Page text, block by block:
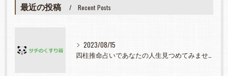
最近の投稿 Recent Posts
2023/08/15
四柱推命占いであなたの人生見つめてみませんか？